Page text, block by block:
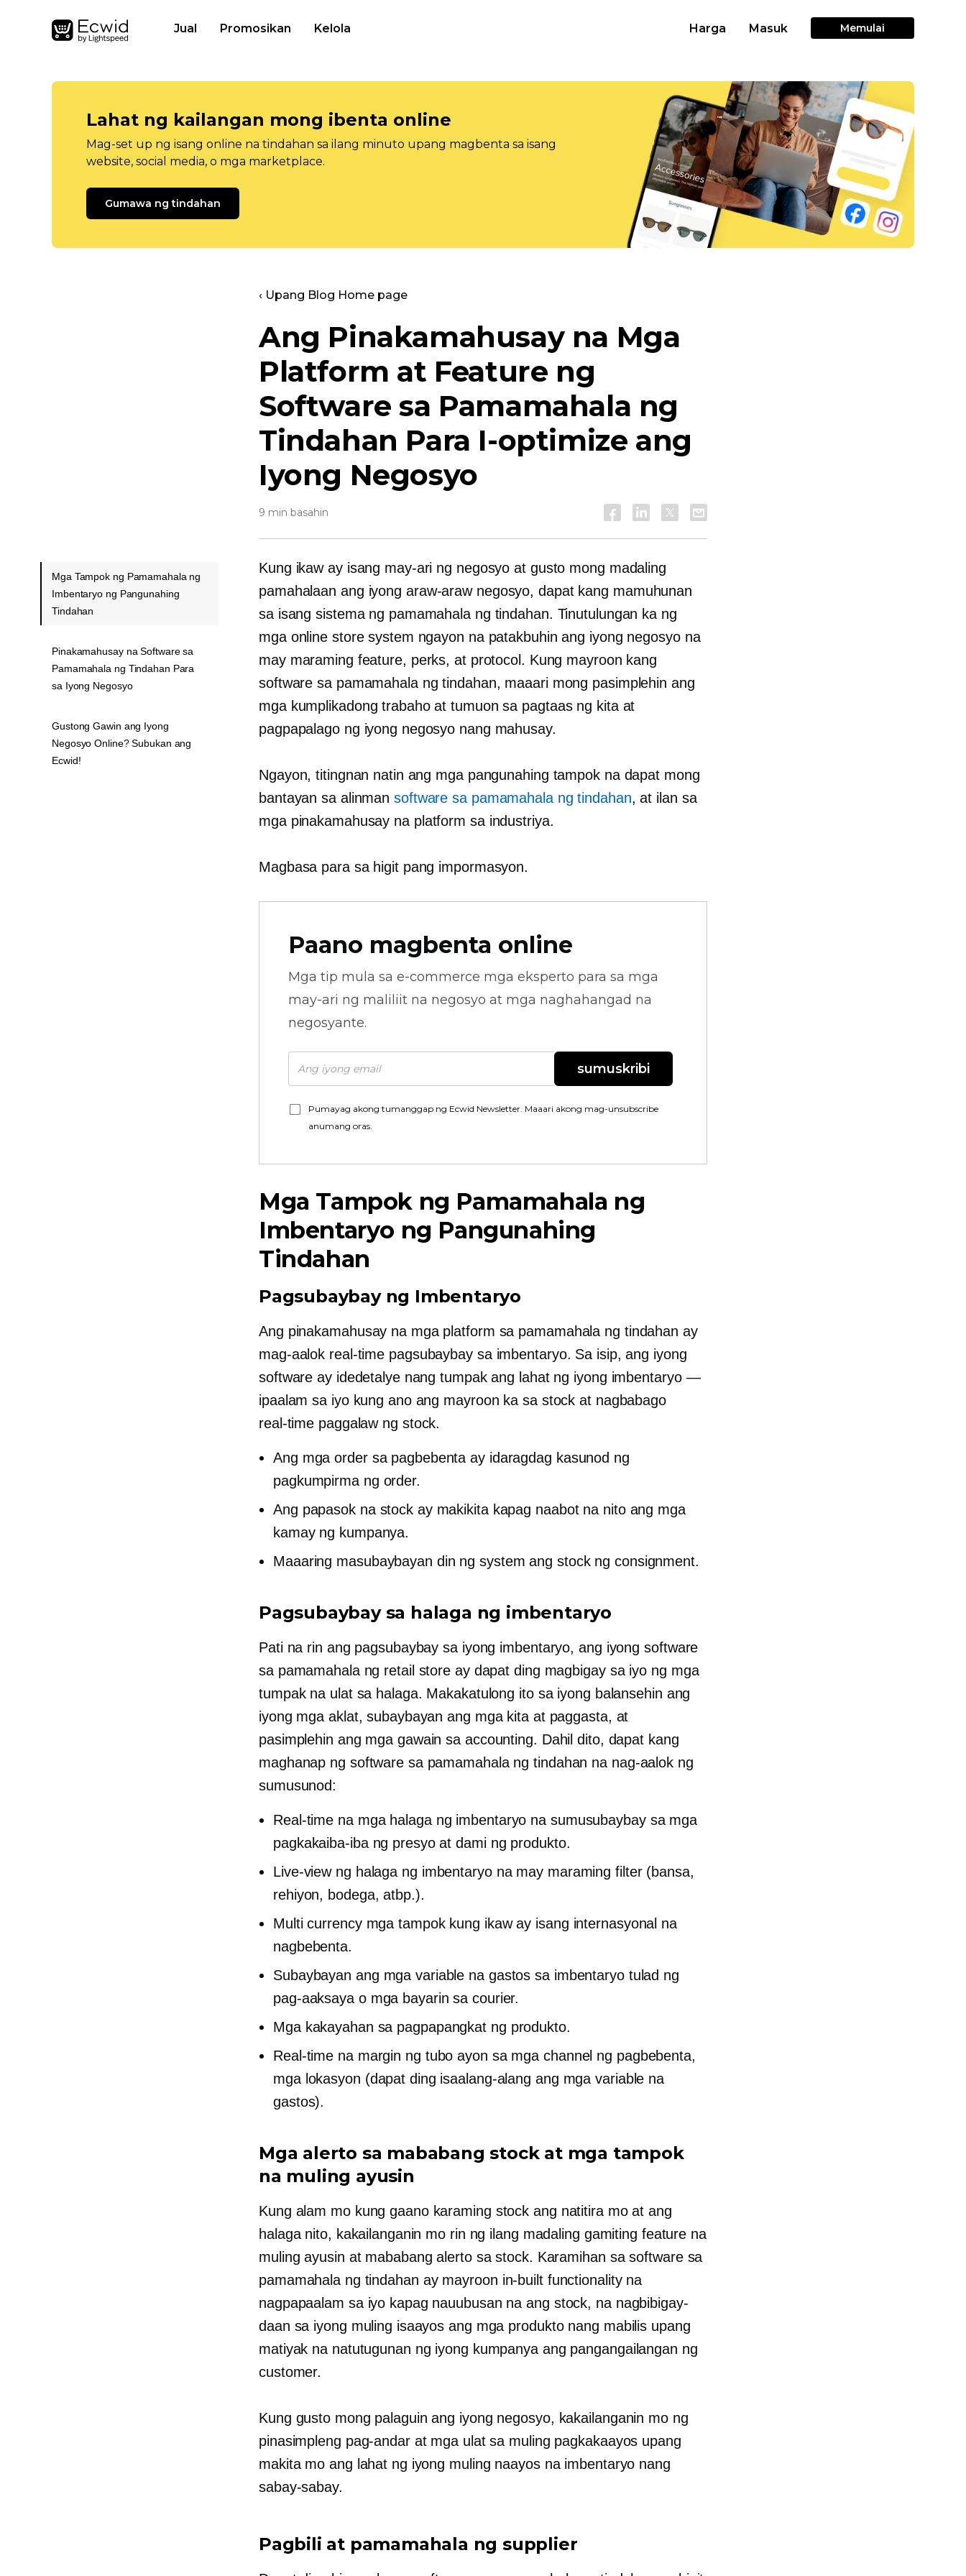
Jual Promosikan Kelola Harga Masuk Memulai
Lahat ng kailangan mong ibenta online
Mag-set up ng isang online na tindahan sa ilang minuto upang magbenta sa isang
website, social media, o mga marketplace.
Gumawa ng tindahan
‹ Upang Blog Home page
Ang Pinakamahusay na Mga
Platform at Feature ng
Software sa Pamamahala ng
Tindahan Para I-optimize ang
Iyong Negosyo
9 min basahin
Kung ikaw ay isang may-ari ng negosyo at gusto mong madaling
pamahalaan ang iyong araw-arawnegosyo, dapat kang mamuhunan
sa isang sistema ng pamamahala ng tindahan. Tinutulungan ka ng
mga online store system ngayon na patakbuhin ang iyong negosyo na
may maraming feature, perks, at protocol. Kung mayroon kang
software sa pamamahala ng tindahan, maaari mong pasimplehin ang
mga kumplikadong trabaho at tumuon sa pagtaas ng kita at
pagpapalago ng iyong negosyo nang mahusay.
Ngayon, titingnan natin ang mga pangunahing tampok na dapat mong
bantayan sa alinman software sa pamamahala ng tindahan, at ilan sa
mga pinakamahusay na platform sa industriya.
Magbasa para sa higit pang impormasyon.
Paano magbenta online
Mga tip mula sa e-commerce mga eksperto para sa mga
may-ari ng maliliit na negosyo at mga naghahangad na
negosyante.
sumuskribi
Pumayag akong tumanggap ng Ecwid Newsletter. Maaari akong mag-unsubscribe
anumang oras.
Mga Tampok ng Pamamahala ng
Imbentaryo ng Pangunahing
Tindahan
Pagsubaybay ng Imbentaryo
Ang pinakamahusay na mga platform sa pamamahala ng tindahan ay
mag-aalok real-time pagsubaybay sa imbentaryo. Sa isip, ang iyong
software ay idedetalye nang tumpak ang lahat ng iyong imbentaryo —
ipaalam sa iyo kung ano ang mayroon ka sa stock at nagbabago
real-time paggalaw ng stock.
Ang mga order sa pagbebenta ay idaragdag kasunod ng
pagkumpirma ng order.
Ang papasok na stock ay makikita kapag naabot na nito ang mga
kamay ng kumpanya.
Maaaring masubaybayan din ng system ang stock ng consignment.
Pagsubaybay sa halaga ng imbentaryo
Pati na rin ang pagsubaybay sa iyong imbentaryo, ang iyong software
sa pamamahala ng retail store ay dapat ding magbigay sa iyo ng mga
tumpak na ulat sa halaga. Makakatulong ito sa iyong balansehin ang
iyong mga aklat, subaybayan ang mga kita at paggasta, at
pasimplehin ang mga gawain sa accounting. Dahil dito, dapat kang
maghanap ng software sa pamamahala ng tindahan na nag-aalok ng
sumusunod:
Real-time namga halaga ng imbentaryo na sumusubaybay sa mga
pagkakaiba-iba ng presyo at dami ng produkto.
Live-viewng halaga ng imbentaryo na may maraming filter (bansa,
rehiyon, bodega, atbp.).
Multi currencymga tampok kung ikaw ay isang internasyonal na
nagbebenta.
Subaybayan ang mga variable na gastos sa imbentaryo tulad ng
pag-aaksaya o mga bayarin sa courier.
Mga kakayahan sa pagpapangkat ng produkto.
Real-time namargin ng tubo ayon sa mga channel ng pagbebenta,
mga lokasyon (dapat ding isaalang-alang ang mga variable na
gastos).
Mga alerto sa mababang stock at mga tampok
na muling ayusin
Kung alam mo kung gaano karaming stock ang natitira mo at ang
halaga nito, kakailanganin mo rin ng ilang madaling gamiting feature na
muling ayusin at mababang alerto sa stock. Karamihan sa software sa
pamamahala ng tindahan ay mayroon in-builtfunctionality na
nagpapaalam sa iyo kapag nauubusan na ang stock, na nagbibigay-
daan sa iyong muling isaayos ang mga produkto nang mabilis upang
matiyak na natutugunan ng iyong kumpanya ang pangangailangan ng
customer.
Kung gusto mong palaguin ang iyong negosyo, kakailanganin mo ng
pinasimpleng pag-andar at mga ulat sa muling pagkakaayos upang
makita mo ang lahat ng iyong muling naayos na imbentaryo nang
sabay-sabay.
Pagbili at pamamahala ng supplier
Mga Tampok ng Pamamahala ng
Imbentaryo ng Pangunahing
Tindahan
Pinakamahusay na Software sa
Pamamahala ng Tindahan Para
sa Iyong Negosyo
Gustong Gawin ang Iyong
Negosyo Online? Subukan ang
Ecwid!